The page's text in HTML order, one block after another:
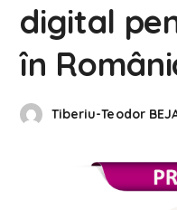
digital
în
Tiberiu-Teodor